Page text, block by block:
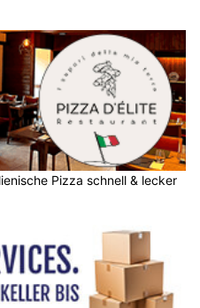
Pizza schnell & lecker